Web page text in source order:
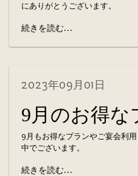
にありがとうございます。
続きを読む...
2023年09月01日
9月のお得な
9月もお得なプランやご宴会利
中でございます。
続きを読む...